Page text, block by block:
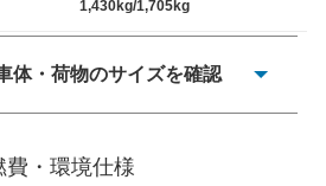
1,430kg/1,705kg
体・荷物のサイズを確認
5,000mmというサイズが標準値
費・環境仕様